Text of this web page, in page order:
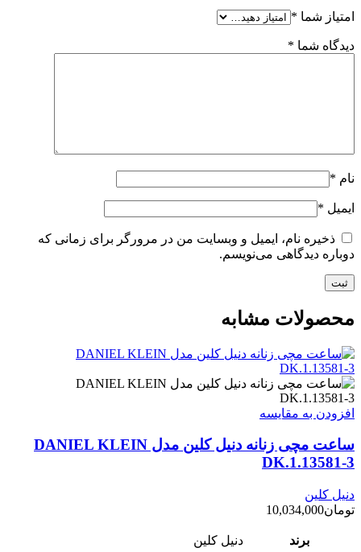
امتیاز شما *
دیدگاه شما *
نام *
ایمیل *
ذخیره نام، ایمیل و وبسایت من در مرورگر برای زمانی که
دوباره دیدگاهی می‌نویسم.
محصولات مشابه
افزودن به مقایسه
ساعت مچی زنانه دنیل کلین مدل DANIEL KLEIN
DK.1.13581-3
دنیل کلین
تومان10,034,000
برند دنیل کلین